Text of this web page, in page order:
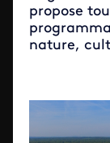
propose
nature,